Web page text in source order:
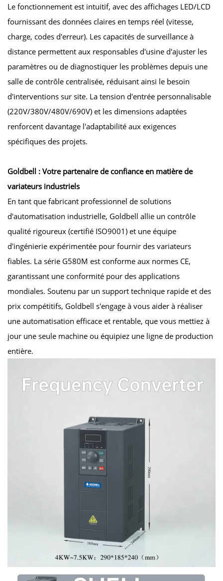
Le fonctionnement est intuitif, avec des affichages LED/LCD
fournissant des données claires en temps réel (vitesse,
charge, codes d'erreur). Les capacités de surveillance à
distance permettent aux responsables d'usine d'ajuster les
paramètres ou de diagnostiquer les problèmes depuis une
salle de contrôle centralisée, réduisant ainsi le besoin
d'interventions sur site. La tension d'entrée personnalisable
(220V/380V/480V/690V) et les dimensions adaptées
renforcent davantage l'adaptabilité aux exigences
spécifiques des projets.
Goldbell : Votre partenaire de confiance en matière de
variateurs industriels
En tant que fabricant professionnel de solutions
d'automatisation industrielle, Goldbell allie un contrôle
qualité rigoureux (certifié ISO9001) et une équipe
d'ingénierie expérimentée pour fournir des variateurs
fiables. La série G580M est conforme aux normes CE,
garantissant une conformité pour des applications
mondiales. Soutenu par un support technique rapide et des
prix compétitifs, Goldbell s'engage à vous aider à réaliser
une automatisation efficace et rentable, que vous mettiez à
jour une seule machine ou équipiez une ligne de production
entière.